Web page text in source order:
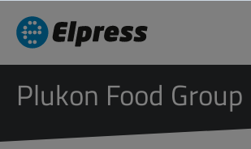
Plukon Food Group